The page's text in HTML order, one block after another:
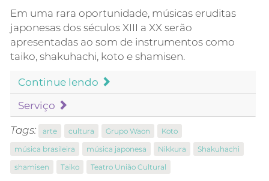
Em uma rara oportunidade, músicas eruditas
japonesas dos séculos XIII a XX serão
apresentadas ao som de instrumentos como
taiko, shakuhachi, koto e shamisen.
Continue lendo
Serviço
Tags: arte cultura Grupo Waon
Koto
música brasileira
música japonesa Nikkura
Shakuhachi
shamisen
Taiko Teatro União Cultural